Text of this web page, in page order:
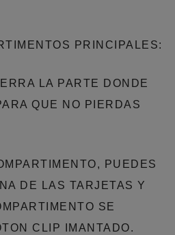
PRINCIPALES:
LA PARTE DONDE
QUE NO PIERDAS
PUEDES
DE LAS TARJETAS Y
SE
CLIP IMANTADO.